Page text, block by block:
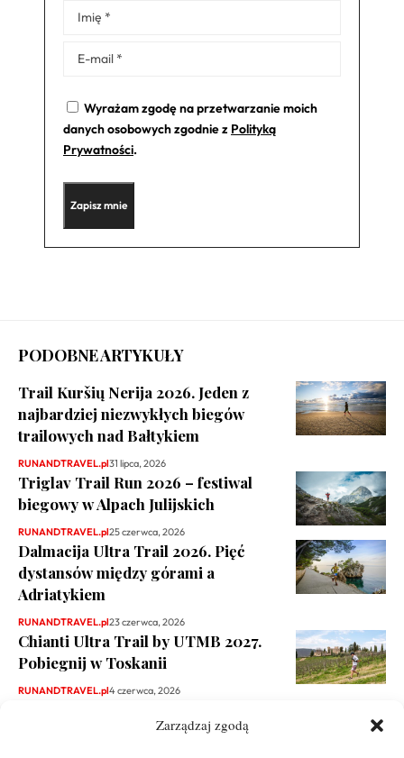
Zarządzaj zgodą
Wyrażam zgodę na przetwarzanie moich
danych osobowych zgodnie z Polityką
Prywatności.
Alternative:
PODOBNE ARTYKUŁY
Trail Kuršių Nerija 2026. Jeden z
najbardziej niezwykłych biegów
trailowych nad Bałtykiem
RUNANDTRAVEL.pl31 lipca, 2026
Triglav Trail Run 2026 – festiwal
biegowy w Alpach Julijskich
RUNANDTRAVEL.pl25 czerwca, 2026
Dalmacija Ultra Trail 2026. Pięć
dystansów między górami a
Adriatykiem
RUNANDTRAVEL.pl23 czerwca, 2026
Chianti Ultra Trail by UTMB 2027.
Pobiegnij w Toskanii
RUNANDTRAVEL.pl4 czerwca, 2026